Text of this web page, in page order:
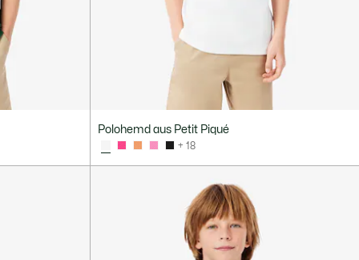
Polohemd aus Petit Piqué
+ 18